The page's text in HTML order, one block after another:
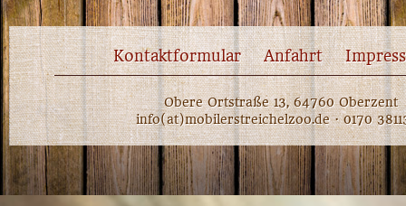
Kontaktformular Anfahrt
Obere Ortstraße 13, 64760 Oberzent
info(at)mobilerstreichelzoo.de · 0170